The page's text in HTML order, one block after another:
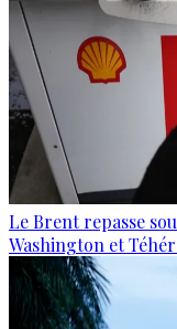
Le Brent repasse
Washington et